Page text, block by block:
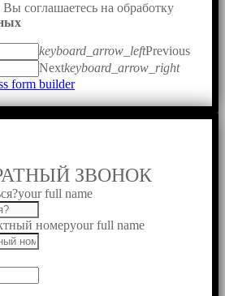
соглашаетесь на обработку
keyboard_arrow_leftPrevious
Nextkeyboard_arrow_right
form builder
ЗВОНОК
your full name
номерyour full name